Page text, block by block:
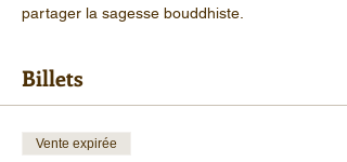
partager la sagesse bouddhiste.
Billets
Vente expirée